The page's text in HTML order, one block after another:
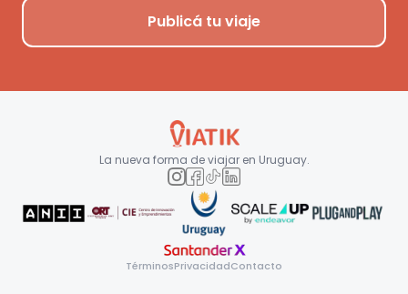
Publicá tu viaje
La nueva forma de viajar en Uruguay.
TérminosPrivacidadContacto